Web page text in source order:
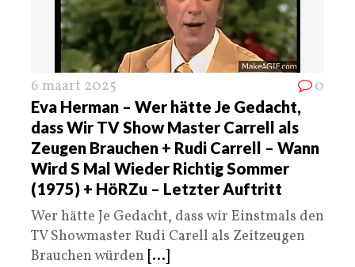
6 maart 2025 0
Eva Herman – Wer hätte Je Gedacht,
dass Wir TV Show Master Carrell als
Zeugen Brauchen + Rudi Carrell – Wann
Wird S Mal Wieder Richtig Sommer
(1975) + HöRZu – Letzter Auftritt
Wer hätte Je Gedacht, dass wir Einstmals den
TV Showmaster Rudi Carell als Zeitzeugen
Brauchen würden [...]